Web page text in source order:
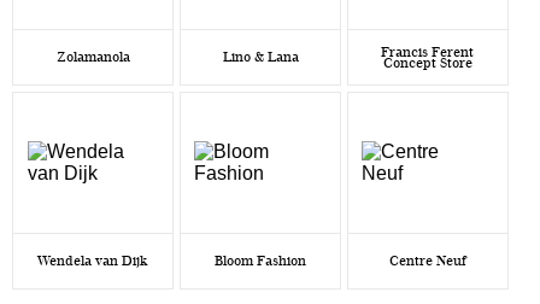
Zolamanola Lino & Lana Francis Ferent
Concept Store
Wendela van Dijk Bloom Fashion Centre Neuf